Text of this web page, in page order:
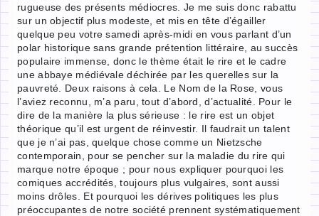
rugueuse des présents médiocres. Je me suis donc rabattu
sur un objectif plus modeste, et mis en tête d’égailler
quelque peu votre samedi après-midi en vous parlant d’un
polar historique sans grande prétention littéraire, au succès
populaire immense, donc le thème était le rire et le cadre
une abbaye médiévale déchirée par les querelles sur la
pauvreté. Deux raisons à cela. Le Nom de la Rose, vous
l’aviez reconnu, m’a paru, tout d’abord, d’actualité. Pour le
dire de la manière la plus sérieuse : le rire est un objet
théorique qu’il est urgent de réinvestir. Il faudrait un talent
que je n’ai pas, quelque chose comme un Nietzsche
contemporain, pour se pencher sur la maladie du rire qui
marque notre époque ; pour nous expliquer pourquoi les
comiques accrédités, toujours plus vulgaires, sont aussi
moins drôles. Et pourquoi les dérives politiques les plus
préoccupantes de notre société prennent systématiquement